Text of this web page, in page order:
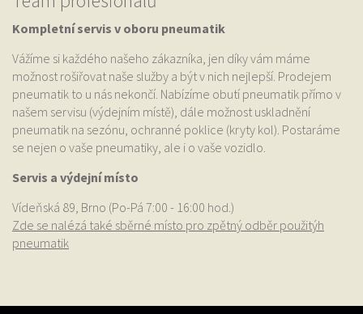
Kompletní servis v oboru pneumatik
Vážíme si každého našeho zákazníka, jen díky vám máme
možnost rošiřovat naše služby a být v nich nejlepší. Prodejem
pneumatik to u nás nekončí. Nabízíme obutí pneumatik přímo v
našem servisu (výdejním místě), dále možnost uskladnění
pneumatik na sezónu, ochranné poklice (kryty kol). Postaráme
se nejen o vaše pneumatiky, ale i o vaše vozidlo.
Servis a výdejní místo
Vídeňská 89, Brno (Po-Pá 7:00 - 16:00 hod.)
Zde se nalézá také sběrné místo pro zpětný odběr použitýh
pneumatik